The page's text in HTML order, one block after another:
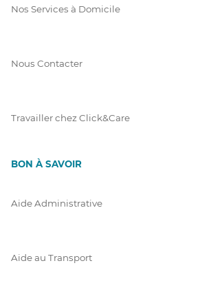
Nos Services à Domicile
Nous Contacter
Travailler chez Click&Care
BON À SAVOIR
Aide Administrative
Aide au Transport